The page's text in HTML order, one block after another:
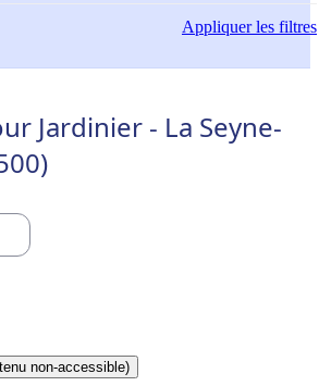
Appliquerles filtres
Jardinier - La Seyne-
non-accessible)